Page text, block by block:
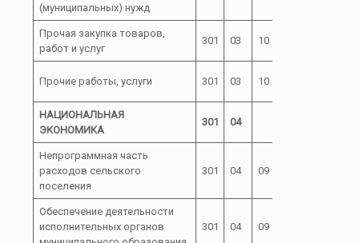
(муниципальных) нужд
Прочая закупка товаров,
работ и услуг
301 03 10
Прочие работы, услуги 301 03 10
НАЦИОНАЛЬНАЯ
ЭКОНОМИКА
301 04
Непрограммная часть
расходов сельского
поселения
301 04 09
Обеспечение деятельности
исполнительных органов
301 04 09